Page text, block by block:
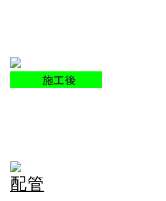
施工後
配管